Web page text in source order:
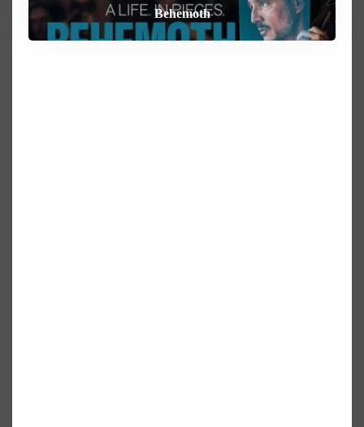
Heart of the Beast
Behemoth
How To Rob A Bank
By Any Means